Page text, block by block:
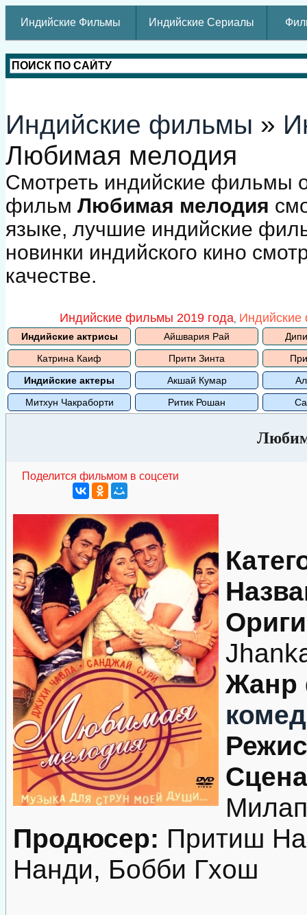
Индийские Фильмы Индийские Сериалы
Индийские фильмы »
Любимая мелодия
Смотреть индийские фильмы
фильм Любимая мелодия
языке, лучшие индийские
новинки индийского кино
качестве.
Индийские фильмы 2019 года,
Индийские актрисы Айшвария Рай
Катрина Каиф
Прити Зинта
Индийские актеры
Акшай Кумар
Митхун Чакраборти
Ритик Рошан
Поделится фильмом в соцсети
Жанр
Продюсер: Притиш
Нанди, Бобби Гхош